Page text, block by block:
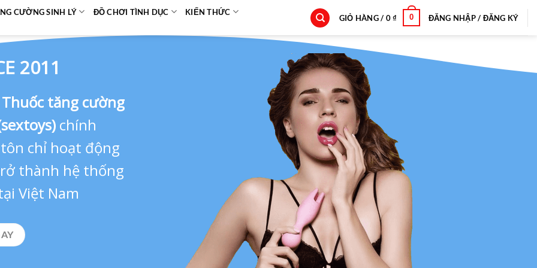
CƯỜNG SINH LÝ ĐỒ CHƠI TÌNH DỤC KIẾN THỨC
GIỎ HÀNG / 0₫ 0 ĐĂNG NHẬP / ĐĂNG KÝ
2011
Thuốc tăng cường
chính
chỉ hoạt động
thành hệ thống
Việt Nam